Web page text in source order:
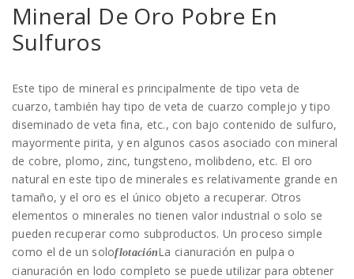
Mineral De Oro Pobre En
Sulfuros
Este tipo de mineral es principalmente de tipo veta de
cuarzo, también hay tipo de veta de cuarzo complejo y tipo
diseminado de veta fina, etc., con bajo contenido de sulfuro,
mayormente pirita, y en algunos casos asociado con mineral
de cobre, plomo, zinc, tungsteno, molibdeno, etc. El oro
natural en este tipo de minerales es relativamente grande en
tamaño, y el oro es el único objeto a recuperar. Otros
elementos o minerales no tienen valor industrial o solo se
pueden recuperar como subproductos. Un proceso simple
como el de un soloflotaciónLa cianuración en pulpa o
cianuración en lodo completo se puede utilizar para obtener